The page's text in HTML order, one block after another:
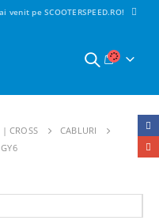
venit pe SCOOTERSPEED.RO!
| CROSS
CABLURI